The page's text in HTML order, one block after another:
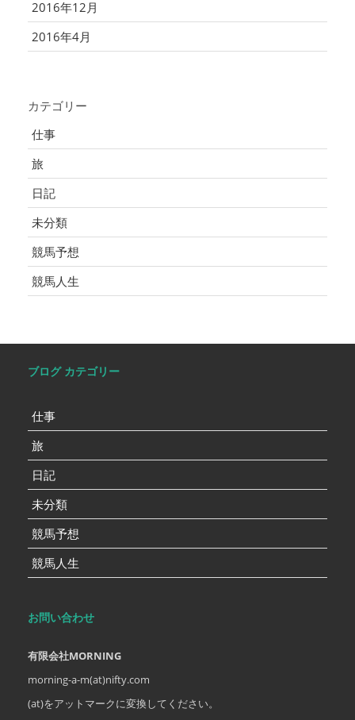
2016年12月
2016年4月
カテゴリー
仕事
旅
日記
未分類
競馬予想
競馬人生
ブログ カテゴリー
仕事
旅
日記
未分類
競馬予想
競馬人生
お問い合わせ
有限会社MORNING
morning-a-m(at)nifty.com
(at)をアットマークに変換してください。